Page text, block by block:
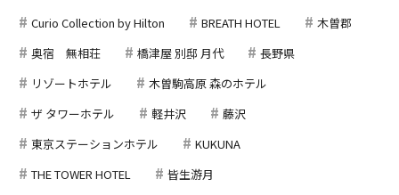
Curio Collection by Hilton
BREATH HOTEL
木曽郡
奥宿 無相荘
橋津屋 別邸 月代
長野県
リゾートホテル
木曽駒高原 森のホテル
ザ タワーホテル
軽井沢
藤沢
東京ステーションホテル
KUKUNA
THE TOWER HOTEL
皆生游月